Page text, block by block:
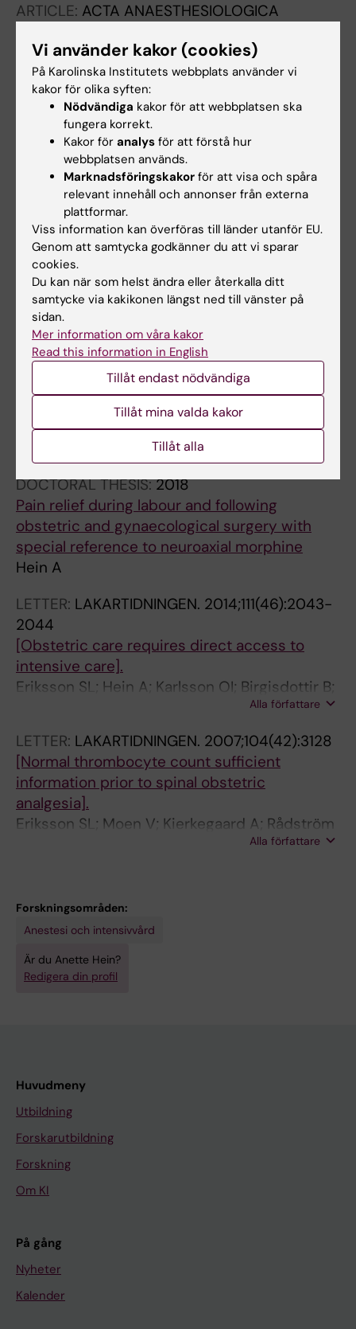
ARTICLE: ACTA ANAESTHESIOLOGICA
Cost comparison between three different
general anaesthetic techniques for elective
arthroscopy of the knee.
Heidvall M; Hein A; Davidson S; Jakobsson J
ARTICLE:ACTA ANAESTHESIOLOGICA
SCANDINAVICA.1999;43(3):248-251
Paracetamol 1 g given rectally at the end of
minor gynaecological surgery is not
efficacious in reducing postoperative pain
Hein A; Jakobsson J; Ryberg G
Alla övriga publikationer
REPORT:A&A PRACTICE.2021;15(8):e01517
Blue Rubber Bleb Nevus Syndrome in the
Obstetric Patient: A Case Report of
Anesthetic Implications and Management
Hult M; Halldorsdottir H; Vladic Stjernholm Y;
DOCTORAL THESIS:2018
Pain relief during labour and following
obstetric and gynaecological surgery with
special reference to neuroaxial morphine
Hein A
LETTER: LAKARTIDNINGEN. 2014;111(46):2043-
2044
[Obstetric care requires direct access to
intensive care].
Eriksson SL; Hein A; Karlsson OI; Birgisdottir B;
Alla författare
LETTER: LAKARTIDNINGEN. 2007;104(42):3128
[Normal thrombocyte count sufficient
information prior to spinal obstetric
analgesia].
Eriksson SL; Moen V; Kierkegaard A; Rådström
Alla författare
Forskningsområden:
Anestesi och intensivvård
Är du Anette Hein?
Redigera din profil
Huvudmeny
Utbildning
Forskarutbildning
Forskning
Om KI
På gång
Nyheter
Kalender
Vi använder kakor (cookies)
På Karolinska Institutets webbplats använder vi
kakor för olika syften:
Nödvändiga kakor för att webbplatsen ska
fungera korrekt.
Kakor för analys för att förstå hur
webbplatsen används.
Marknadsföringskakor för att visa och spåra
relevant innehåll och annonser från externa
plattformar.
Viss information kan överföras till länder utanför EU.
Genom att samtycka godkänner du att vi sparar
cookies.
Du kan när som helst ändra eller återkalla ditt
samtycke via kakikonen längst ned till vänster på
sidan.
Mer information om våra kakor
Read this information in English
Tillåt endast nödvändiga
Tillåt mina valda kakor
Tillåt alla